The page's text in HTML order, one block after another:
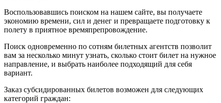
Воспользовавшись поиском на нашем сайте, вы получаете
экономию времени, сил и денег и превращаете подготовку к
полету в приятное времяпрепровождение.
Поиск одновременно по сотням билетных агентств позволит
вам за несколько минут узнать, сколько стоит билет на нужное
направление, и выбрать наиболее подходящий для себя
вариант.
Заказ субсидированных билетов возможен для следующих
категорий граждан: